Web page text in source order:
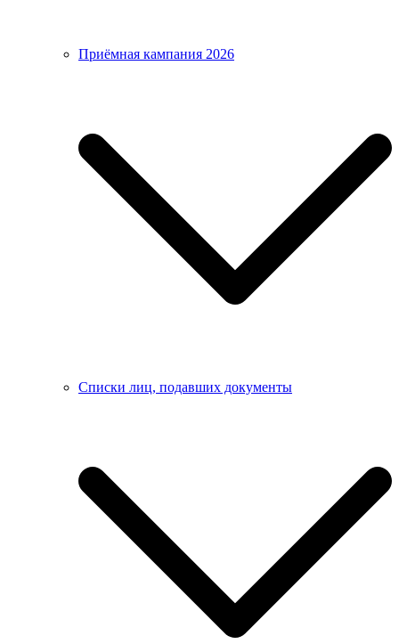
Приёмная кампания 2026
Списки лиц, подавших документы